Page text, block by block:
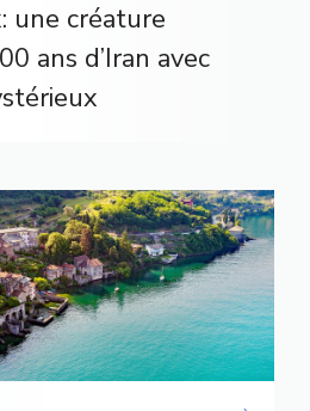
une créature
ans d’Iran avec